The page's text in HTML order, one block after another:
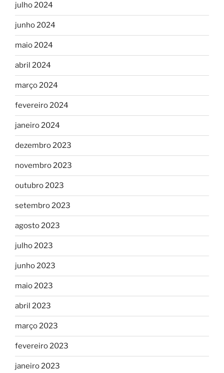
julho 2024
junho 2024
maio 2024
abril 2024
março 2024
fevereiro 2024
janeiro 2024
dezembro 2023
novembro 2023
outubro 2023
setembro 2023
agosto 2023
julho 2023
junho 2023
maio 2023
abril 2023
março 2023
fevereiro 2023
janeiro 2023